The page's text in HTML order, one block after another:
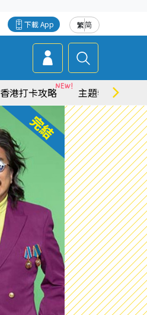
繁简
下載 App
香港打卡攻略 主題特集